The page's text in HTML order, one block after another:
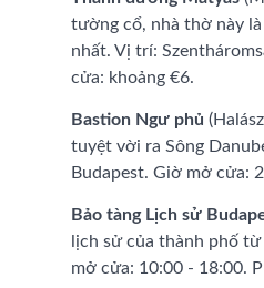
tường cổ, nhà thờ này
nhất. Vị trí:
cửa: khoảng €6.
Bastion Ngư phủ
tuyệt vời ra Sông
Budapest. Giờ mở cửa:
Bảo tàng Lịch sử
lịch sử của thành phố
mở cửa: 10:00 - 18:00.